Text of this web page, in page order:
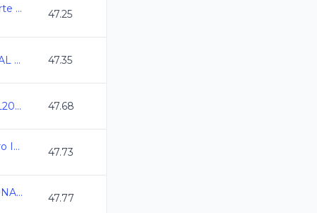
1er Torneo de Zona Norte CL2026 - 47.25
CAMPEONATO ESTATAL CL QRO 2026 47.35
Campeonato CDMX CL2026 47.68
Campeonato Estata Oro Infantil C.L. 2025-2026 47.73
CAMPEONATO REGIONAL CL 2026 QRO 47.77